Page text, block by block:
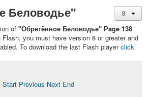
Беловодье"
of "Обретённое Беловодье" Page 138
you must have version 8 or greater and
To download the last Flash playerclick
Start Previous Next End